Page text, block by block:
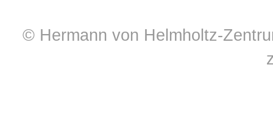
© Hermann von Helmholtz-